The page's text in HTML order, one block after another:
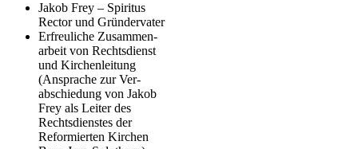
Jakob Frey – Spiritus
Rector und Gründer­vater
Erfreuliche Zusammen­
arbeit von Rechts­dienst
und Kirchen­leitung
(Ansprache zur Ver­
abschiedung von Jakob
Frey als Leiter des
Rechts­dienstes der
Reformierten Kirchen